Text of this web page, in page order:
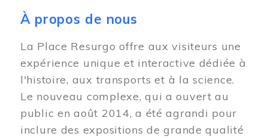
À propos de nous
La Place Resurgo offre aux visiteurs une
expérience unique et interactive dédiée à
l'histoire, aux transports et à la science.
Le nouveau complexe, qui a ouvert au
public en août 2014, a été agrandi pour
inclure des expositions de grande qualité